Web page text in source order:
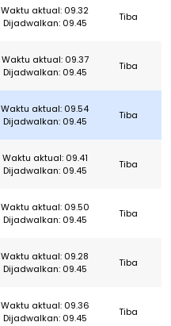
Waktu aktual: 09.32
Dijadwalkan: 09.45
Tiba
Waktu aktual: 09.37
Dijadwalkan: 09.45
Tiba
Waktu aktual: 09.54
Dijadwalkan: 09.45
Tiba
Waktu aktual: 09.41
Dijadwalkan: 09.45
Tiba
Waktu aktual: 09.50
Dijadwalkan: 09.45
Tiba
Waktu aktual: 09.28
Dijadwalkan: 09.45
Tiba
Waktu aktual: 09.36
Dijadwalkan: 09.45
Tiba